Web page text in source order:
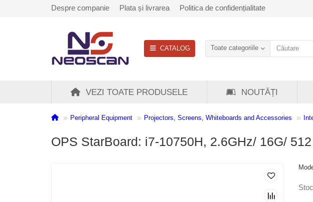
Despre companie Plata și livrarea Politica de confidențialitate
CATALOG Toate categoriile
VEZI TOATE PRODUSELE NOUTĂȚI
Peripheral Equipment Projectors, Screens, Whiteboards and Accessories
OPS StarBoard: i7-10750H, 2.6GHz/ 16G/